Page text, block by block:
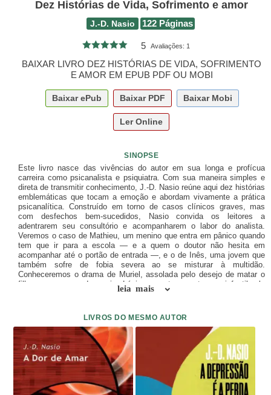
Dez Histórias de Vida, Sofrimento e amor
J.-D. Nasio 122 Páginas
5 Avaliações: 1
BAIXAR LIVRO DEZ HISTÓRIAS DE VIDA, SOFRIMENTO
E AMOR EM EPUB PDF OU MOBI
Baixar ePub Baixar PDF Baixar Mobi
Ler Online
SINOPSE
Este livro nasce das vivências do autor em sua longa e profícua
carreira como psicanalista e psiquiatra. Com sua maneira simples e
direta de transmitir conhecimento, J.-D. Nasio reúne aqui dez histórias
emblemáticas que tocam a emoção e abordam vivamente a prática
psicanalítica. Construído em torno de casos clínicos graves, mas
com desfechos bem-sucedidos, Nasio convida os leitores a
adentrarem seu consultório e acompanharem o labor do analista.
Veremos o caso de Mathieu, um menino que entra em pânico quando
tem que ir para a escola ― e a quem o doutor não hesita em
acompanhar até o portão de entrada ―, e o de Inês, uma jovem que
também sofre de fobia severa ao se misturar à multidão.
Conheceremos o drama de Muriel, assolada pelo desejo de matar o
filho pequeno, e o da menina Lúcia, exposta a um trauma infantil pela
neurose materna. Há ainda Helena, Ágatha e William, entre outros
clássicas patologias que desenvolvemos a partir do nosso
inconsciente e a abordar como o terapeuta as identifica e trata.
Discípulo de Lacan e também de Françoise Dolto ― a quem dedica
um capítulo, compartilhando o caso de Houda, uma criança
gravemente psicótica tratada por ela durante dois anos ―, Nasio
oferece um precioso compilado, falando para todos, e sobre todos
nós.
leia mais
LIVROS DO MESMO AUTOR